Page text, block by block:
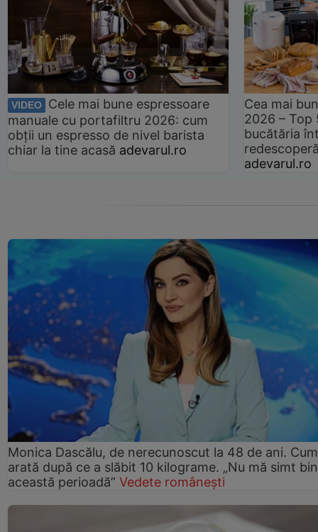
VIDEO
Cele mai bune espressoare
manuale cu portafiltru 2026: cum
obții un espresso de nivel barista
chiar la tine acasă adevarul.ro
Cea mai
2026 –
bucătăria
adevarul.ro
Monica Dascălu, de nerecunoscut la 48 de ani. Cum
arată după ce a slăbit 10 kilograme. „Nu mă simt
această perioadă” Vedete românești